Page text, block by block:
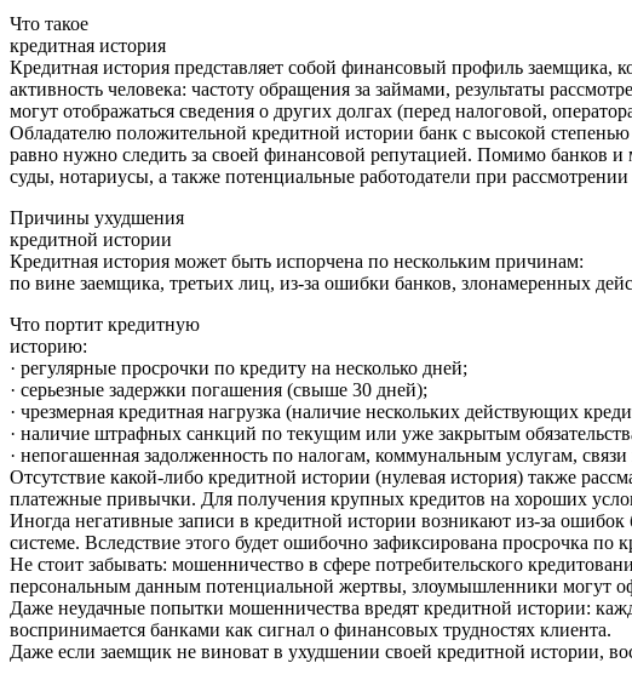
Что такое
кредитная история
Кредитная история представляет собой финансовый профиль
активность человека: частоту обращения за займами, результаты
могут отображаться сведения о других долгах (перед налоговой,
Обладателю положительной кредитной истории банк с высокой
равно нужно следить за своей финансовой репутацией. Помимо банков
суды, нотариусы, а также потенциальные работодатели при
Причины ухудшения
кредитной истории
Кредитная история может быть испорчена по нескольким причинам:
по вине заемщика, третьих лиц, из-за ошибки банков, злонамеренных
Что портит кредитную
историю:
· регулярные просрочки по кредиту на несколько дней;
· серьезные задержки погашения (свыше 30 дней);
· чрезмерная кредитная нагрузка (наличие нескольких действующих
· наличие штрафных санкций по текущим или уже закрытым
· непогашенная задолженность по налогам, коммунальным услугам,
Отсутствие какой-либо кредитной истории (нулевая история) также
платежные привычки. Для получения крупных кредитов на хороших
Иногда негативные записи в кредитной истории возникают из-за
системе. Вследствие этого будет ошибочно зафиксирована просрочка по
Не стоит забывать: мошенничество в сфере потребительского
персональным данным потенциальной жертвы, злоумышленники могут
Даже неудачные попытки мошенничества вредят кредитной истории:
воспринимается банками как сигнал о финансовых трудностях клиента.
Даже если заемщик не виноват в ухудшении своей кредитной истории,